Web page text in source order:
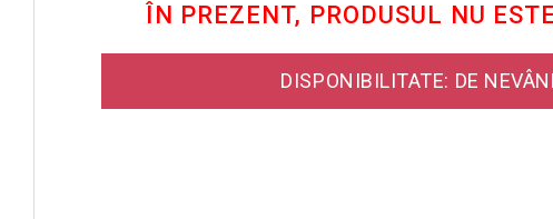
ÎN PREZENT, PRODUSUL NU
DISPONIBILITATE: DE